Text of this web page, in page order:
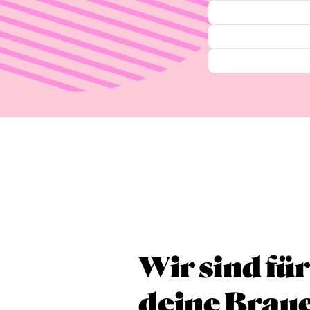
Wir sind für